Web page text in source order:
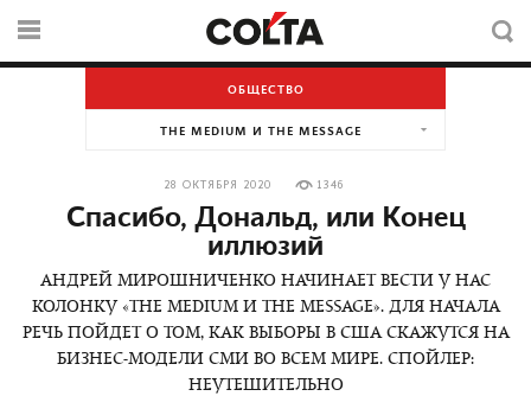
ОБЩЕСТВО
THE MEDIUM И THE MESSAGE
28 ОКТЯБРЯ 2020 1346
Спасибо, Дональд, или Конец
иллюзий
АНДРЕЙ МИРОШНИЧЕНКО НАЧИНАЕТ ВЕСТИ У НАС
КОЛОНКУ «THE MEDIUM И THE MESSAGE». ДЛЯ НАЧАЛА
РЕЧЬ ПОЙДЕТ О ТОМ, КАК ВЫБОРЫ В США СКАЖУТСЯ НА
БИЗНЕС-МОДЕЛИ СМИ ВО ВСЕМ МИРЕ. СПОЙЛЕР:
НЕУТЕШИТЕЛЬНО